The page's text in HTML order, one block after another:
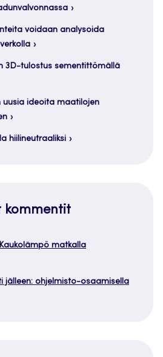
voidaan analysoida
3D-tulostus sementittömällä
uusia ideoita maatilojen
hiilineutraaliksi
kommentit
Kaukolämpö matkalla
jälleen: ohjelmisto-osaamisella